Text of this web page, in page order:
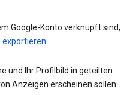
Google-Konto verknüpft sind,
exportieren.
und Ihr Profilbild in geteilten
Anzeigen erscheinen sollen.